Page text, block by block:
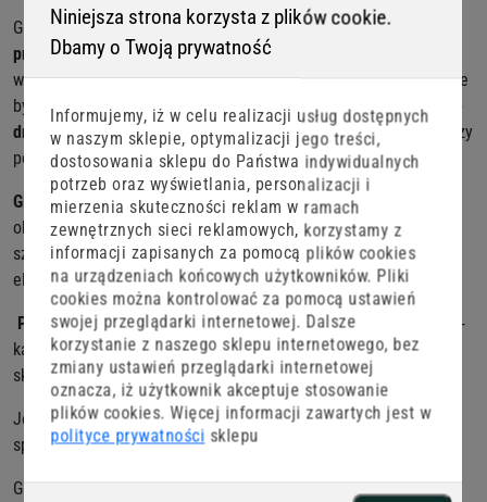
Niniejsza strona korzysta z plików cookie.
Dbamy o Twoją prywatność
Informujemy, iż w celu realizacji usług dostępnych
w naszym sklepie, optymalizacji jego treści,
dostosowania sklepu do Państwa indywidualnych
potrzeb oraz wyświetlania, personalizacji i
mierzenia skuteczności reklam w ramach
zewnętrznych sieci reklamowych, korzystamy z
informacji zapisanych za pomocą plików cookies
na urządzeniach końcowych użytkowników. Pliki
cookies można kontrolować za pomocą ustawień
swojej przeglądarki internetowej. Dalsze
korzystanie z naszego sklepu internetowego, bez
zmiany ustawień przeglądarki internetowej
oznacza, iż użytkownik akceptuje stosowanie
plików cookies. Więcej informacji zawartych jest w
polityce prywatności sklepu
GF2 Leech, przynęta stworzona przez Great Fish, toautorski
projektiręczna produkcja, co sprawia, że każda przynęta jest
wyjątkowa, ale przede wszystkim niesamowicie skuteczna. Może
być zbrojona w klasyczną
główkę jig, czeburaszkę czy technike
drop-shot/ boczny trok. Pijawka to doskonały wybór dla wędkarzy
poszukujących skutecznych i wszechstronnych rozwiązań.
GF2 Leechto idealnaimitacja pijawkiczyli przysmaku dużych
okoni, pstrągów, jazi czy kleni . Pijawką nie pogardzą również
szczupaki, przez co przynęta staje się niezastąpionym
elementem ekwipunku każdego wędkarza.
Pozostawiona w nurcie, szurana po dnie, delikatnie opadająca
-
każda forma prezentacji w tym wypadku jest właściwa i często
skutkuje dużym drapieżnikiem na kiju.
Jej łupem oprócz drapieżników mogą paść także ryby
spokojnego żeru np. duże leszcze, karasie czy karpie.
GF2 Leech wykonana jest zwysokiej jakości, miękkiego, ale